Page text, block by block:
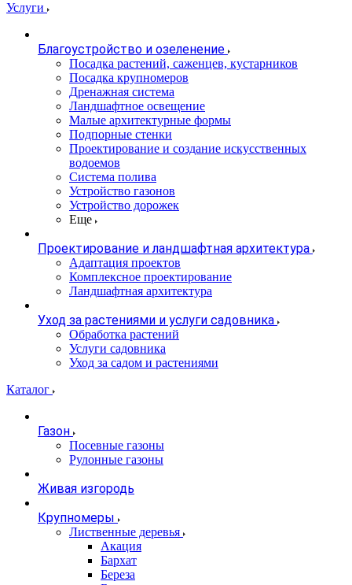
Услуги
Благоустройство и озеленение
Посадка растений, саженцев, кустарников
Посадка крупномеров
Дренажная система
Ландшафтное освещение
Малые архитектурные формы
Подпорные стенки
Проектирование и создание искусственных
водоемов
Система полива
Устройство газонов
Устройство дорожек
Еще
Проектирование и ландшафтная архитектура
Адаптация проектов
Комплексное проектирование
Ландшафтная архитектура
Уход за растениями и услуги садовника
Обработка растений
Услуги садовника
Уход за садом и растениями
Каталог
Газон
Посевные газоны
Рулонные газоны
Живая изгородь
Крупномеры
Лиственные деревья
Акация
Бархат
Береза